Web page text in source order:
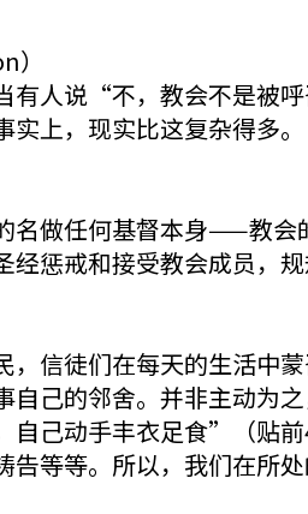
有人说“不，教会不是被
上，现实比这复杂得多。
名做任何基督本身——教
惩戒和接受教会成员，
，信徒们在每天的生活中
己的邻舍。并非主动为
自己动手丰衣足食”（贴
等等。所以，我们在所